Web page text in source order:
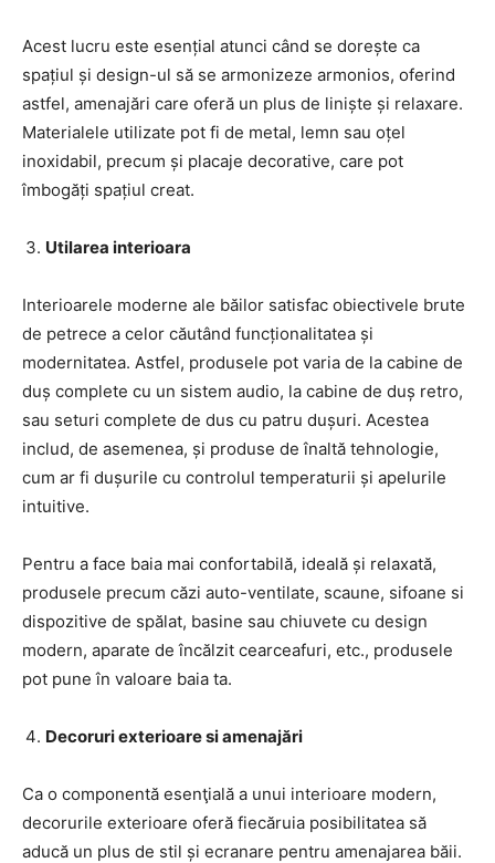
Acest lucru este esențial atunci când se dorește ca
spațiul și design-ul să se armonizeze armonios, oferind
astfel, amenajări care oferă un plus de liniște și relaxare.
Materialele utilizate pot fi de metal, lemn sau oțel
inoxidabil, precum și placaje decorative, care pot
îmbogăți spațiul creat.
Utilarea interioara
Interioarele moderne ale băilor satisfac obiectivele brute
de petrece a celor căutând funcționalitatea și
modernitatea. Astfel, produsele pot varia de la cabine de
duș complete cu un sistem audio, la cabine de duș retro,
sau seturi complete de dus cu patru dușuri. Acestea
includ, de asemenea, și produse de înaltă tehnologie,
cum ar fi dușurile cu controlul temperaturii și apelurile
intuitive.
Pentru a face baia mai confortabilă, ideală și relaxată,
produsele precum căzi auto-ventilate, scaune, sifoane si
dispozitive de spălat, basine sau chiuvete cu design
modern, aparate de încălzit cearceafuri, etc., produsele
pot pune în valoare baia ta.
Decoruri exterioare si amenajări
Ca o componentă esenţială a unui interioare modern,
decorurile exterioare oferă fiecăruia posibilitatea să
aducă un plus de stil și ecranare pentru amenajarea băii.